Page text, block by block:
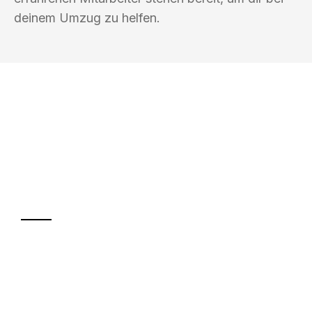
deinem Umzug zu helfen.